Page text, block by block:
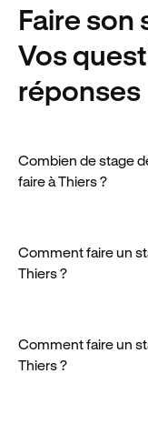
Faire son
Vos
réponses
Combien de stage
faire à Thiers ?
prestations incluses.
Comment faire un
Thiers ?
stages.
Comment faire un
Thiers ?